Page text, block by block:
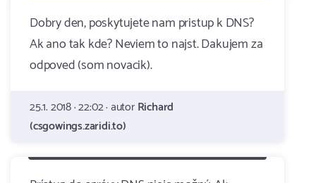
Dobry den, poskytujete nam pristup k DNS?
Ak ano tak kde? Neviem to najst. Dakujem za
odpoved (som novacik).
25.1. 2018 · 22:02 · autorRichard
(csgowings.zaridi.to)